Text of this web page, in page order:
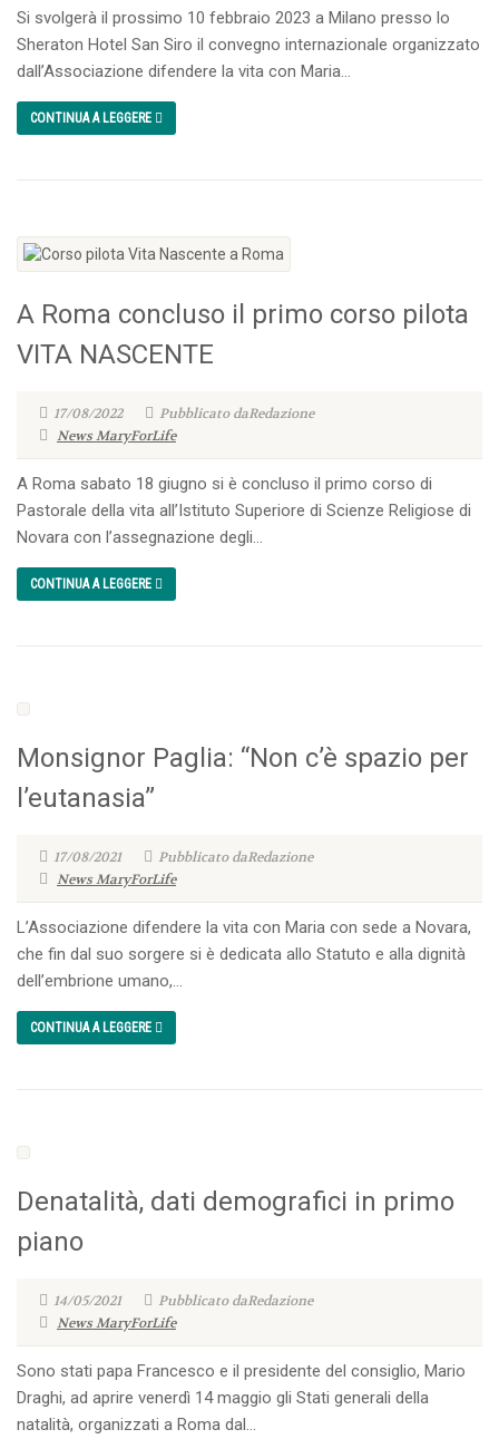
Si svolgerà il prossimo 10 febbraio 2023 a Milano presso lo
Sheraton Hotel San Siro il convegno internazionale organizzato
dall’Associazione difendere la vita con Maria...
CONTINUA A LEGGERE
A Roma concluso il primo corso pilota
VITA NASCENTE
17/08/2022
Pubblicato daRedazione
News MaryForLife
A Roma sabato 18 giugno si è concluso il primo corso di
Pastorale della vita all’Istituto Superiore di Scienze Religiose di
Novara con l’assegnazione degli...
CONTINUA A LEGGERE
Monsignor Paglia: “Non c’è spazio per
l’eutanasia”
17/08/2021
Pubblicato daRedazione
News MaryForLife
L’Associazione difendere la vita con Maria con sede a Novara,
che fin dal suo sorgere si è dedicata allo Statuto e alla dignità
dell’embrione umano,...
CONTINUA A LEGGERE
Denatalità, dati demografici in primo
piano
14/05/2021
Pubblicato daRedazione
News MaryForLife
Sono stati papa Francesco e il presidente del consiglio, Mario
Draghi, ad aprire venerdì 14 maggio gli Stati generali della
natalità, organizzati a Roma dal...